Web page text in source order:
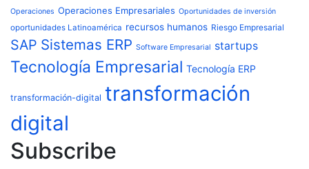
Operaciones Operaciones Empresariales Oportunidades de inversión
oportunidades Latinoamérica recursos humanos Riesgo Empresarial
SAP Sistemas ERP Software Empresarial startups
Tecnología Empresarial Tecnología ERP
transformación-digital transformación
digital
Subscribe